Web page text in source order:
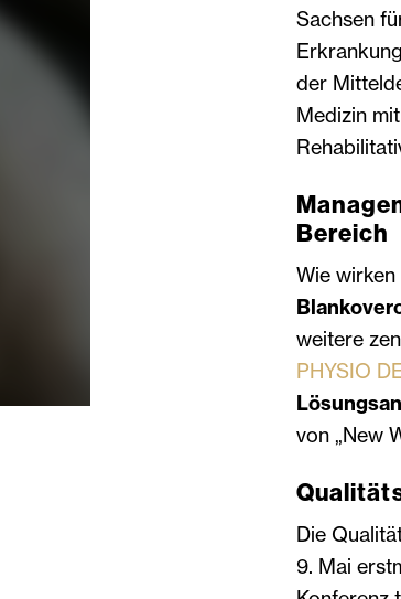
Sachsen
der
Medizin
Bereich
Wie
weitere
PHYSIO
von „New
Die
9. Mai